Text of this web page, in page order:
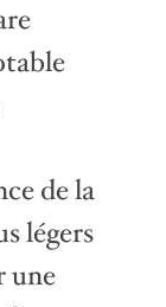
de la
légers
une